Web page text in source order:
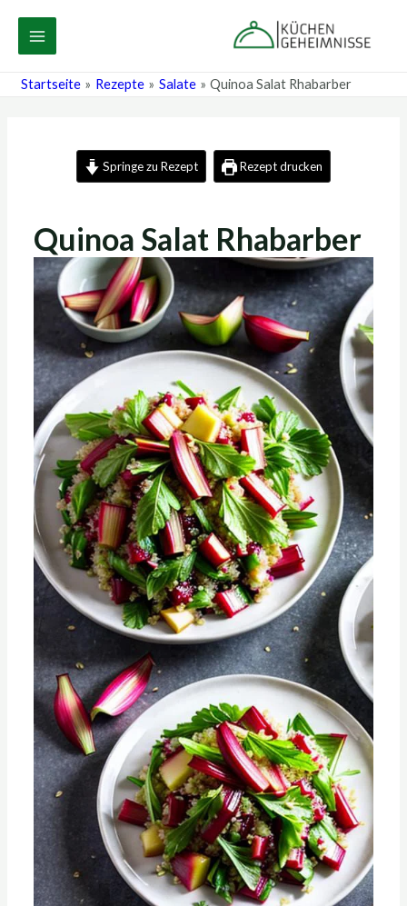
Inhalt
MAIN
MENU
Startseite Rezepte Salate Quinoa Salat Rhabarber
Springe zu Rezept Rezept drucken
Quinoa Salat Rhabarber